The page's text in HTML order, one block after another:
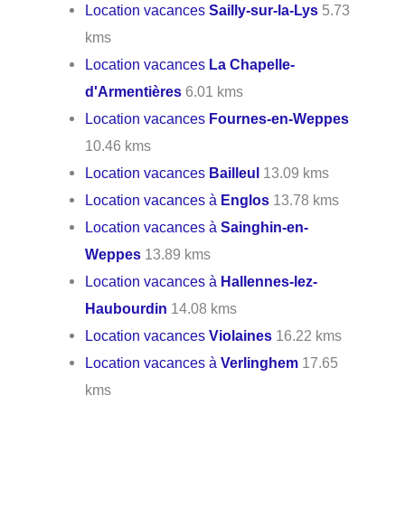
Location vacancesSailly-sur-la-Lys 5.73
kms
Location vacances La Chapelle-
d'Armentières 6.01 kms
Location vacances Fournes-en-Weppes
10.46 kms
Location vacances Bailleul 13.09 kms
Location vacances à Englos 13.78 kms
Location vacances àSainghin-en-
Weppes 13.89 kms
Location vacances à Hallennes-lez-
Haubourdin 14.08 kms
Location vacancesViolaines 16.22 kms
Location vacances àVerlinghem 17.65
kms